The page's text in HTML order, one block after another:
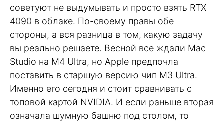
советуют не выдумывать и просто взять RTX
4090 в облаке. По-своему правы обе
стороны, а вся разница в том, какую задачу
вы реально решаете. Весной все ждали Mac
Studio на M4 Ultra, но Apple предпочла
поставить в старшую версию чип M3 Ultra.
Именно его сегодня и стоит сравнивать с
топовой картой NVIDIA. И если раньше вторая
означала шумную башню под столом, то